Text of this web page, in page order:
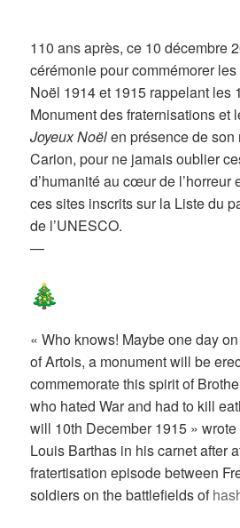
110 ans après, ce 10 décembre
cérémonie pour commémorer
Noël 1914 et 1915 rappelant les
Monument des fraternisations et
Joyeux Noëlen présence de
Carion, pour ne jamais oublier
d’humanité au cœur de l’horreur
ces sites inscrits sur la Liste du
de l’UNESCO.
—
« Who knows! Maybe one day
of Artois, a monument will be
commemorate this spirit of
who hated War and had to kill
will 10th December 1915 »
Louis Barthas in his carnet after
fratertisation episode between
soldiers on the battlefields of